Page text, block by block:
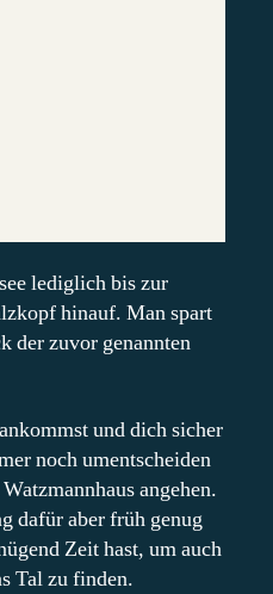
lediglich bis zur
hinauf. Man spart
der zuvor genannten
und dich sicher
noch umentscheiden
angehen.
dafür aber früh genug
Zeit hast, um auch
Tal zu finden.